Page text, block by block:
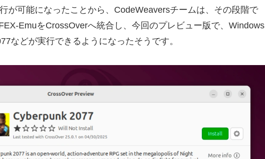
が可能になったことから、CodeWeaversチームは、その段階で
EmuをCrossOverへ統合し、今回のプレビュー版で、Windows
などが実行できるようになったそうです。